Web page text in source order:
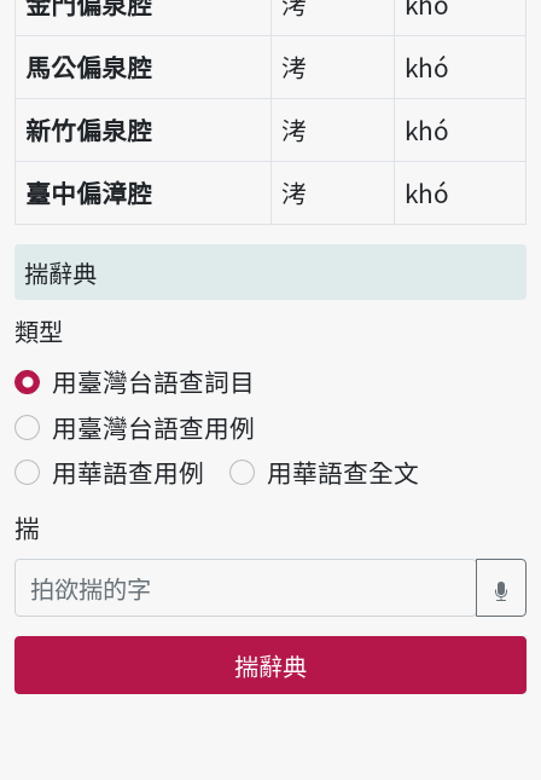
馬公偏泉腔
洘
khó
新竹偏泉腔
洘
khó
臺中偏漳腔
洘 khó
揣辭典
類型
用臺灣台語查詞目
用臺灣台語查用例
用華語查用例
用華語查全文
揣
揣辭典